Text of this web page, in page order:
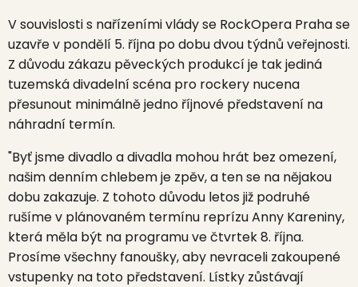
V souvislosti s nařízeními vlády se RockOpera Prahase
uzavře v pondělí 5. října po dobu dvou týdnů veřejnosti.
Z důvodu zákazu pěveckých produkcí je tak jediná
tuzemská divadelní scéna pro rockery nucena
přesunout minimálně jedno říjnové představení na
náhradní termín.
"Byť jsme divadlo a divadla mohou hrát bez omezení,
našim denním chlebem je zpěv, a ten se na nějakou
dobu zakazuje. Z tohoto důvodu letos již podruhé
rušíme v plánovaném termínu reprízuAnny Kareniny,
která měla být na programu ve čtvrtek 8. října.
Prosíme všechny fanoušky, aby nevraceli zakoupené
vstupenky na toto představení. Lístky zůstávají